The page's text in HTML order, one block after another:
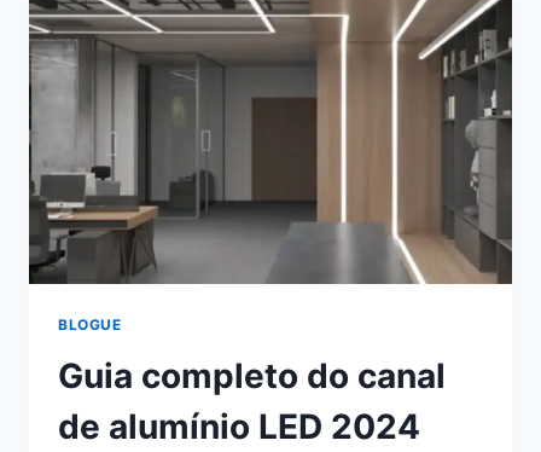
BLOGUE
Guia completo do canal
de alumínio LED 2024